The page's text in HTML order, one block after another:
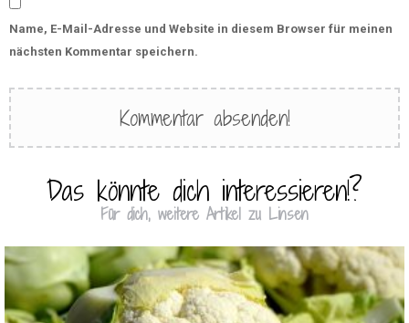
Name, E-Mail-Adresse und Website in diesem Browser für meinen
nächsten Kommentar speichern.
Das könnte dich interessieren!?
Für dich, weitere Artikel zu Linsen